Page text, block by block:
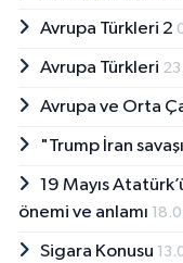
Avrupa Türkleri 2
Avrupa Türkleri
Avrupa ve Orta
"Trump İran
19 Mayıs
önemi ve anlamı
Sigara Konusu